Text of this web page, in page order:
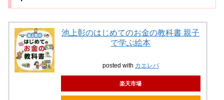
池上彰のはじめてのお金の教科書 親子
で学ぶ絵本
posted with カエレバ
楽天市場